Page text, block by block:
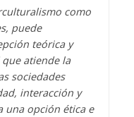
como
puede
teórica y
atiende la
sociedades
interacción y
una opción ética e